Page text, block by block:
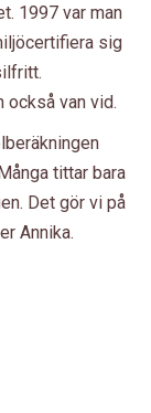
1997 var man
sig
också van vid.
tittar bara
Det gör vi på
Annika.